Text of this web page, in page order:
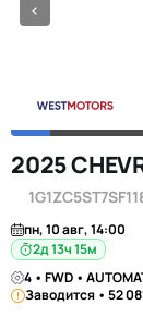
2025
пн, 10 авг, 14:00
2д 13ч 15м
4 • FWD •
Заводится • 52